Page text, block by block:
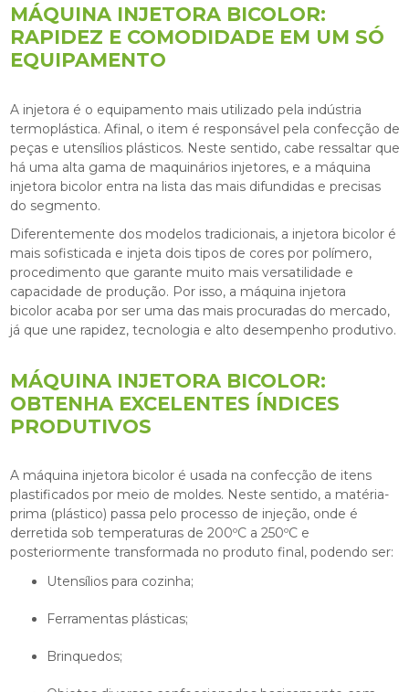
MÁQUINA INJETORA BICOLOR:
RAPIDEZ E COMODIDADE EM UM SÓ
EQUIPAMENTO
A injetora é o equipamento mais utilizado pela indústria
termoplástica. Afinal, o item é responsável pela confecção de
peças e utensílios plásticos. Neste sentido, cabe ressaltar que
há uma alta gama de maquinários injetores, e a máquina
injetora bicolorentra na lista das mais difundidas e precisas
do segmento.
Diferentemente dos modelos tradicionais, a injetora bicolor é
mais sofisticada e injeta dois tipos de cores por polímero,
procedimento que garante muito mais versatilidade e
capacidade de produção. Por isso, a máquina injetora
bicoloracaba por ser uma das mais procuradas do mercado,
já que une rapidez, tecnologia e alto desempenho produtivo.
MÁQUINA INJETORA BICOLOR:
OBTENHA EXCELENTES ÍNDICES
PRODUTIVOS
A máquina injetora bicoloré usada na confecção de itens
plastificados por meio de moldes. Neste sentido, a matéria-
prima (plástico) passa pelo processo de injeção, onde é
derretida sob temperaturas de 200ºC a 250ºC e
posteriormente transformada no produto final, podendo ser:
Utensílios para cozinha;
Ferramentas plásticas;
Brinquedos;